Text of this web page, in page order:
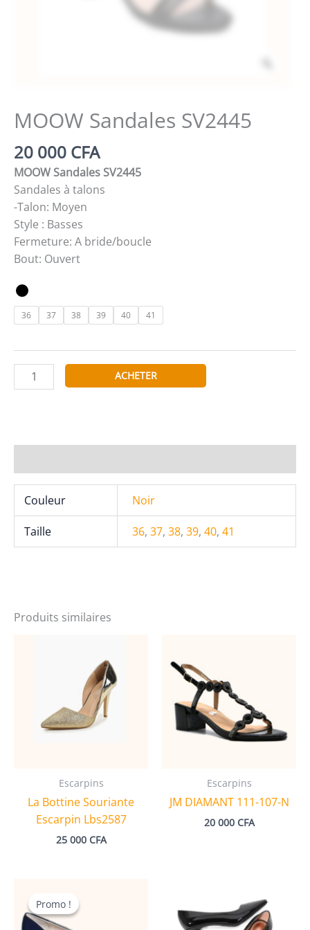
MOOW Sandales SV2445
20 000 CFA
MOOW Sandales SV2445
Sandales à talons
-Talon: Moyen
Style : Basses
Fermeture: A bride/boucle
Bout: Ouvert
36 37 38 39 40 41
quantité
de
ACHETER
Couleur Noir
Taille 36,37,38,39,40,41
Produits similaires
Escarpins
La Bottine Souriante
Escarpin Lbs2587
25 000 CFA
Escarpins
JM DIAMANT 111-107-N
20 000 CFA
Promo !
Promo !